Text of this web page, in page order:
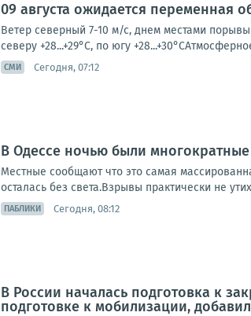
09 августа ожидается переменная
Ветер северный 7-10 м/с, днем местами порывы
северу +28...+29°С, по югу
СМИ Сегодня, 07:12
В Одессе ночью были
Местные сообщают что это самая
осталась без света.Взрывы практически не
ПАБЛИКИ Сегодня, 08:12
В России началась подготовка к
подготовке к мобилизации,